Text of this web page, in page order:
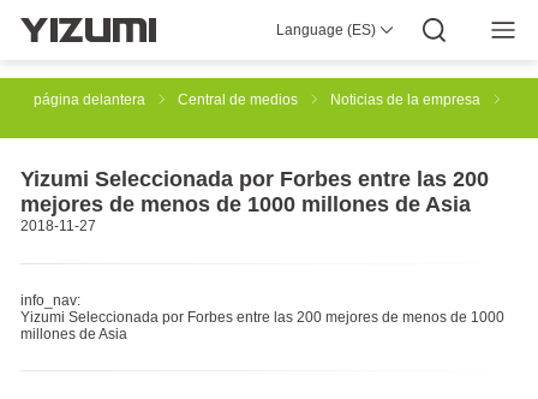
Language (ES)
Acerca De YIZUMI 4.0
Sabiduría Global
Central de medios
Relaciones Con Inversores
Descarga
página delantera
Central de medios Noticias de la empresa
Yizumi Seleccionada por Forbes entre las 200
mejores de menos de 1000 millones de Asia
2018-11-27
info_nav:
Yizumi Seleccionada por Forbes entre las 200 mejores de menos de 1000
millones de Asia